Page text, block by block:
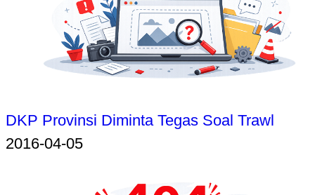
DKP Provinsi Diminta Tegas Soal Trawl
2016-04-05